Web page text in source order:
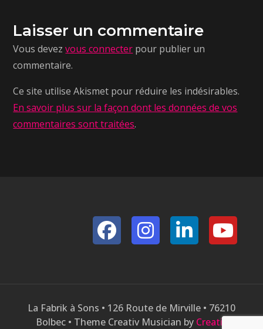
Laisser un commentaire
Vous devezvous connecter pour publier un
commentaire.
Ce site utilise Akismet pour réduire les indésirables.
En savoir plus sur la façon dont les données de vos
commentaires sont traitées.
La Fabrik à Sons • 126 Route de Mirville • 76210
Bolbec • Theme Creativ Musician by Creativ